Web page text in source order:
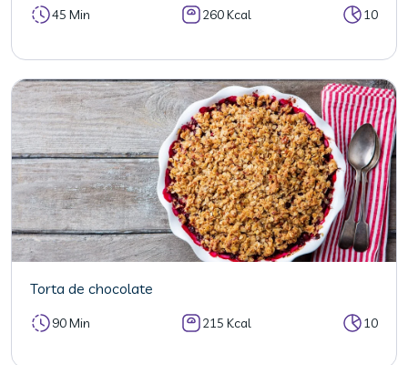
45 Min 260 Kcal 10
Torta de chocolate
90 Min 215 Kcal 10